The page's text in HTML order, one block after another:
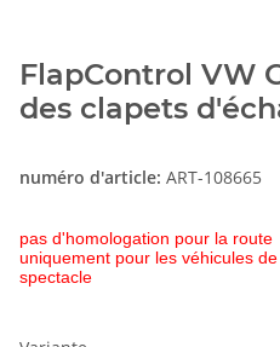
FlapControl VW
des clapets
numéro d'article: ART-108665
pas d'homologation pour la route
uniquement pour les véhicules
spectacle